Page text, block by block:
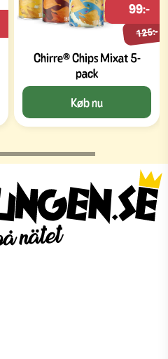
Chirre® Chips Mixat 5-
pack
125:-
99:-
Køb nu